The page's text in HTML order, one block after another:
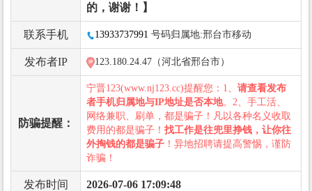
的，谢谢！】
联系手机 13933737991 号码归属地:邢台市移动
发布者IP 123.180.24.47（河北省邢台市）
防骗提醒：
宁晋123(www.nj123.cc)提醒您：1、 请查看发布
者手机归属地与IP地址是否本地。2、手工活、
网络兼职、刷单，都是骗子！凡以各种名义收取
费用的都是骗子！ 找工作是往兜里挣钱，让你往
外掏钱的都是骗子 ！异地招聘请提高警惕，谨防
诈骗！
发布时间 2026-07-06 17:09:48